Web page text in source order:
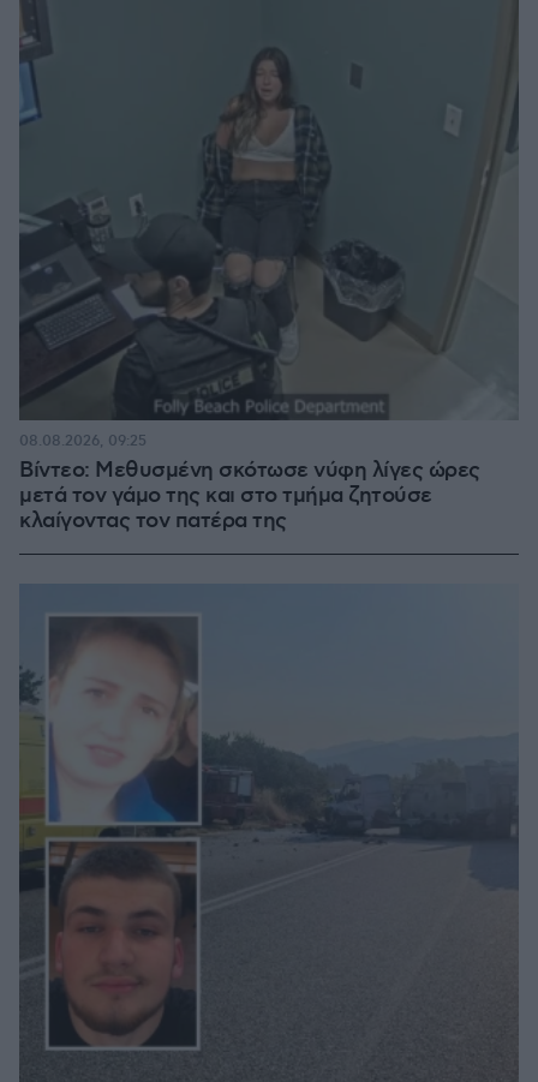
Βίντεο: Μεθυσμένη σκότωσε νύφη λίγες ώρες
μετά τον γάμο της και στο τμήμα ζητούσε
κλαίγοντας τον πατέρα της
08.08.2026, 09:25